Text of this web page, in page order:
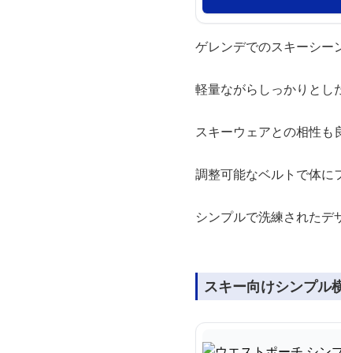
ゲレンデでのスキーシー
軽量ながらしっかりとし
スキーウェアとの相性も
調整可能なベルトで体に
シンプルで洗練されたデ
スキー向けシンプル